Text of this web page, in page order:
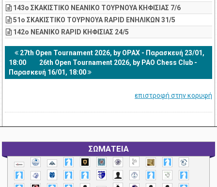
143o ΣΚΑΚΙΣΤΙΚΟ ΝΕΑΝΙΚΟ ΤΟΥΡΝΟΥΑ ΚΗΦΙΣΙΑΣ 7/6
51o ΣΚΑΚΙΣΤΙΚΟ ΤΟΥΡΝΟΥΑ RAPID ΕΝΗΛΙΚΩΝ 31/5
142ο ΝΕΑΝΙΚΟ RAPID ΚΗΦΙΣΙΑΣ 24/5
27th Open Tournament 2026, by OPAX - Παρασκευή 23/01,
18:00
26th Open Tournament 2026, by PAO Chess Club -
Παρασκευή 16/01, 18:00
επιστροφή στην κορυφή
ΣΩΜΑΤΕΙΑ